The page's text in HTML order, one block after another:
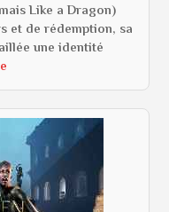
Like a Dragon)
et de rédemption, sa
une identité